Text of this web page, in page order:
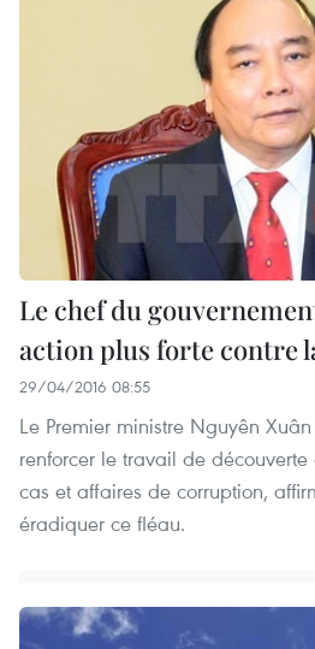
Le chef du
action plus forte contre
29/04/2016 08:55
Le Premier ministre Nguyên
renforcer le travail de
cas et affaires de corruption,
éradiquer ce fléau.